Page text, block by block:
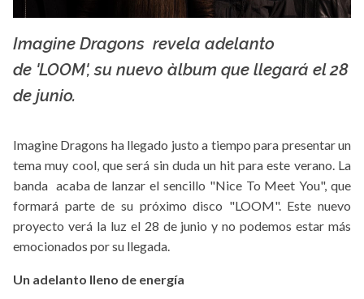
La X mas música
Imagine Dragons revela adelanto
de 'LOOM', su nuevo àlbum que llegará el 28
de junio.
Imagine Dragons ha llegado justo a tiempo para presentar un
tema muy cool, que será sin duda un hit para este verano. La
banda acaba de lanzar el sencillo "Nice To Meet You", que
formará parte de su próximo disco "LOOM". Este nuevo
proyecto verá la luz el 28 de junio y no podemos estar más
emocionados por su llegada.
Un adelanto lleno de energía